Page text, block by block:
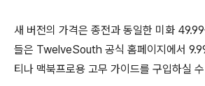
새 버전의 가격은 종전과 동일한 미화
들은 TwelveSouth 공식 홈페이지에서
티나 맥북프로용 고무 가이드를 구입하실